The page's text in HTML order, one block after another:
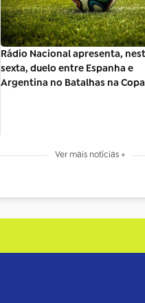
Rádio Nacional apresenta,
sexta, duelo entre Espanha e
Argentina no Batalhas na Copa
Ver mais notícias +